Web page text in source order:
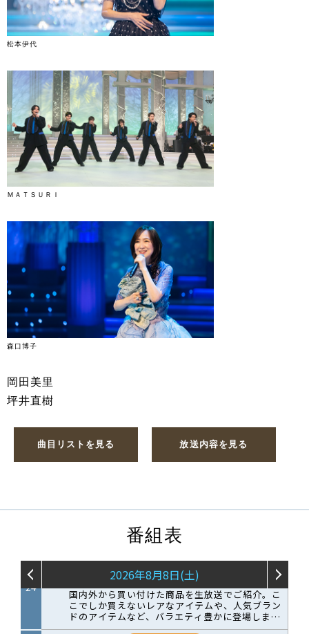
松本伊代
ＭＡＴＳＵＲＩ
森口博子
岡田美里
坪井直樹
曲目リストを見る 放送内容を見る
番組表